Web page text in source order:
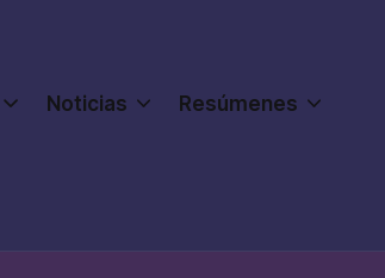
Noticias Resúmenes